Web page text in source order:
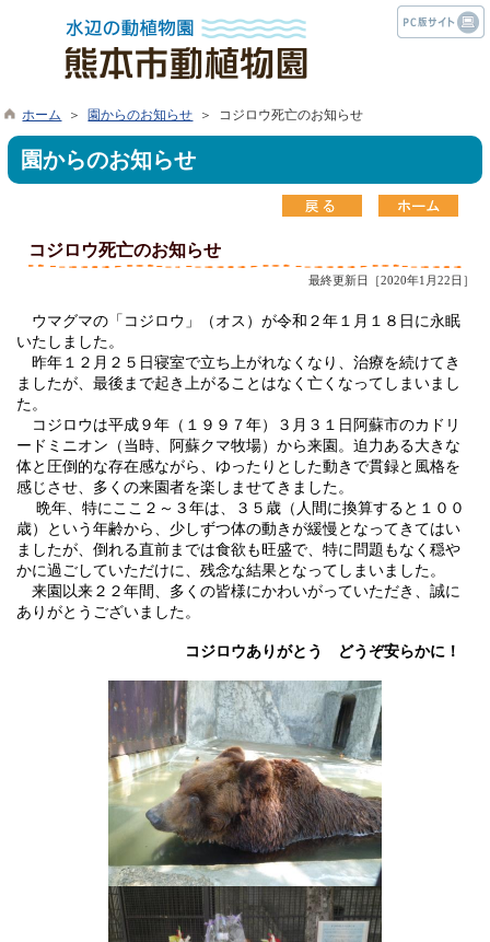
ホーム ＞ 園からのお知らせ ＞ コジロウ死亡のお知らせ
園からのお知らせ
コジロウ死亡のお知らせ
最終更新日［2020年1月22日］
ウマグマの「コジロウ」（オス）が令和２年１月１８日に永眠
いたしました。
昨年１２月２５日寝室で立ち上がれなくなり、治療を続けてき
ましたが、最後まで起き上がることはなく亡くなってしまいまし
た。
コジロウは平成９年（１９９７年）３月３１日阿蘇市のカドリ
ードミニオン（当時、阿蘇クマ牧場）から来園。迫力ある大きな
体と圧倒的な存在感ながら、ゆったりとした動きで貫録と風格を
感じさせ、多くの来園者を楽しませてきました。
晩年、特にここ２～３年は、３５歳（人間に換算すると１００
歳）という年齢から、少しずつ体の動きが緩慢となってきてはい
ましたが、倒れる直前までは食欲も旺盛で、特に問題もなく穏や
かに過ごしていただけに、残念な結果となってしまいました。
来園以来２２年間、多くの皆様にかわいがっていただき、誠に
ありがとうございました。
コジロウありがとう どうぞ安らかに！